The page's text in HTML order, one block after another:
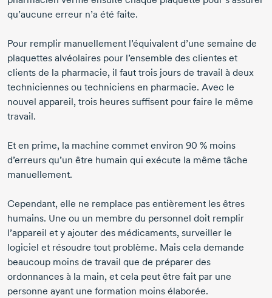
qu’aucune erreur n’a été faite.
Pour remplir manuellement l’équivalent d’une semaine de
plaquettes alvéolaires pour l’ensemble des clientes et
clients de la pharmacie, il faut trois jours de travail à deux
techniciennes ou techniciens en pharmacie. Avec le
nouvel appareil, trois heures suffisent pour faire le même
travail.
Et en prime, la machine commet environ 90 % moins
d’erreurs qu’un être humain qui exécute la même tâche
manuellement.
Cependant, elle ne remplace pas entièrement les êtres
humains. Une ou un membre du personnel doit remplir
l’appareil et y ajouter des médicaments, surveiller le
logiciel et résoudre tout problème. Mais cela demande
beaucoup moins de travail que de préparer des
ordonnances à la main, et cela peut être fait par une
personne ayant une formation moins élaborée.